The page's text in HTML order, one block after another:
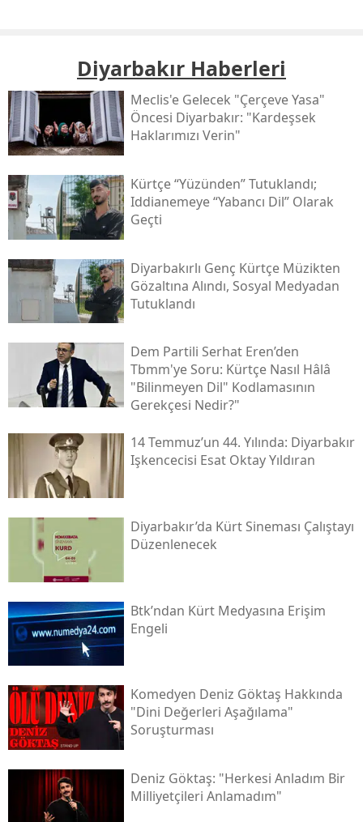
Diyarbakır Haberleri
Meclis'e Gelecek "çerçeve Yasa"
Öncesi Diyarbakır: "kardeşsek
Haklarımızı Verin"
Kürtçe “yüzünden” Tutuklandı;
Iddianemeye “yabancı Dil” Olarak
Geçti
Diyarbakırlı Genç Kürtçe Müzikten
Gözaltına Alındı, Sosyal Medyadan
Tutuklandı
Dem Partili Serhat Eren’den
Tbmm'ye Soru: Kürtçe Nasıl Hâlâ
"bilinmeyen Dil" Kodlamasının
Gerekçesi Nedir?"
14 Temmuz’un 44. Yılında: Diyarbakır
Işkencecisi Esat Oktay Yıldıran
Diyarbakır’da Kürt Sineması Çalıştayı
Düzenlenecek
Btk’ndan Kürt Medyasına Erişim
Engeli
Komedyen Deniz Göktaş Hakkında
"dini Değerleri Aşağılama"
Soruşturması
Deniz Göktaş: "herkesi Anladım Bir
Milliyetçileri Anlamadım"